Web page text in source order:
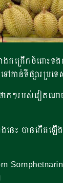
ក្រើក​​​ចំពោះទង
ៅកាន់ទីផ្សារប្រទ
ៗរបស់វៀតណាម​
បាន​កើត​ឡើង​ចំ​